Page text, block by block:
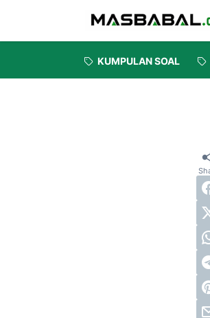
KUMPULAN SOAL